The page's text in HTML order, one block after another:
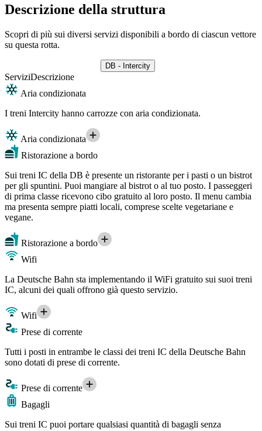
Descrizione della struttura
Scopri di più sui diversi servizi disponibili a bordo di ciascun vettore
su questa rotta.
DB - Intercity
ServiziDescrizione
Aria condizionata
I treni Intercity hanno carrozze con aria condizionata.
Aria condizionata
Ristorazione a bordo
Sui treni IC della DB è presente un ristorante per i pasti o un bistrot
per gli spuntini. Puoi mangiare al bistrot o al tuo posto. I passeggeri
di prima classe ricevono cibo gratuito al loro posto. Il menu cambia
ma presenta sempre piatti locali, comprese scelte vegetariane e
vegane.
Ristorazione a bordo
Wifi
La Deutsche Bahn sta implementando il WiFi gratuito sui suoi treni
IC, alcuni dei quali offrono già questo servizio.
Wifi
Prese di corrente
Tutti i posti in entrambe le classi dei treni IC della Deutsche Bahn
sono dotati di prese di corrente.
Prese di corrente
Bagagli
Sui treni IC puoi portare qualsiasi quantità di bagagli senza